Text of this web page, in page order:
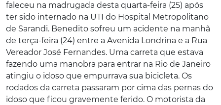
faleceu na madrugada desta quarta-feira (25) após
ter sido internado na UTI do Hospital Metropolitano
de Sarandi. Benedito sofreu um acidente na manhã
de terça-feira (24) entre a Avenida Londrina e a Rua
Vereador José Fernandes. Uma carreta que estava
fazendo uma manobra para entrar na Rio de Janeiro
atingiu o idoso que empurrava sua bicicleta. Os
rodados da carreta passaram por cima das pernas do
idoso que ficou gravemente ferido. O motorista da